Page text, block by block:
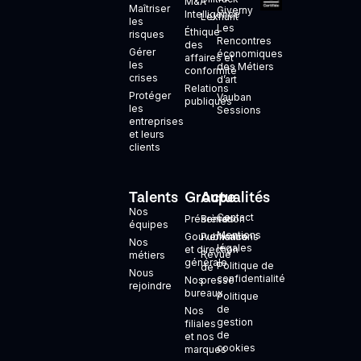
Maîtriser
les
risques
Gérer
les
crises
Protéger
les
entreprises
et leurs
clients
Intelligence
Éthique
des
affaires et
conformité
Relations
publiques
Lexhunt
Giverny
Les
Rencontres
économiques
des Métiers
d’art
Vauban
Sessions
Talents
Nos
équipes
Nos
métiers
Nous
rejoindre
Groupe
Présentation
Gouvernance
et direction
générale
Nos
bureaux
Nos
filiales
et nos
marques
Actualités
Brèves
Publications
Revue
de
presse
+
Contact
Mentions
légales
Politique de
confidentialité
Politique
de
gestion
de
cookies